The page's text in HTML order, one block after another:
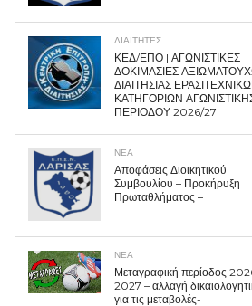
ΔΙΑΙΤΗΤΕΣ
ΚΕΔ/ΕΠΟ | ΑΓΩΝΙΣΤΙΚΕΣ
ΔΟΚΙΜΑΣΙΕΣ
ΔΙΑΙΤΗΣΙΑΣ
ΚΑΤΗΓΟΡΙΩΝ
ΠΕΡΙΟΔΟΥ 2026/27
ΝΕΑ
Αποφάσεις Διοικητικού
Συμβουλίου – Προκήρυξη
Πρωταθλήματος –
ΝΕΑ
Μεταγραφική περίοδος
2027 – αλλαγή
για τις μεταβολές-